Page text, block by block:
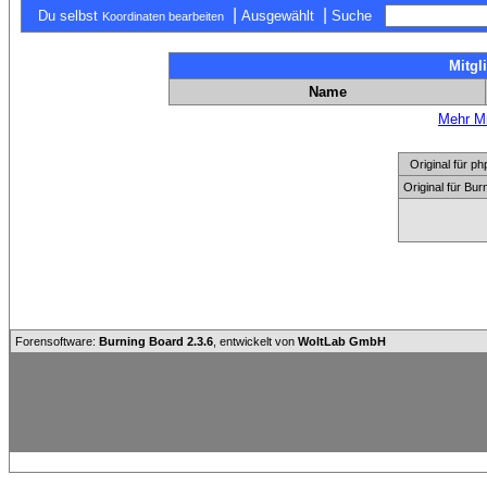
Du selbst Koordinaten bearbeiten Ausgewählt Suche
Name
Mehr
Original für
Original für
Forensoftware: Burning Board 2.3.6 , entwickelt von WoltLab GmbH